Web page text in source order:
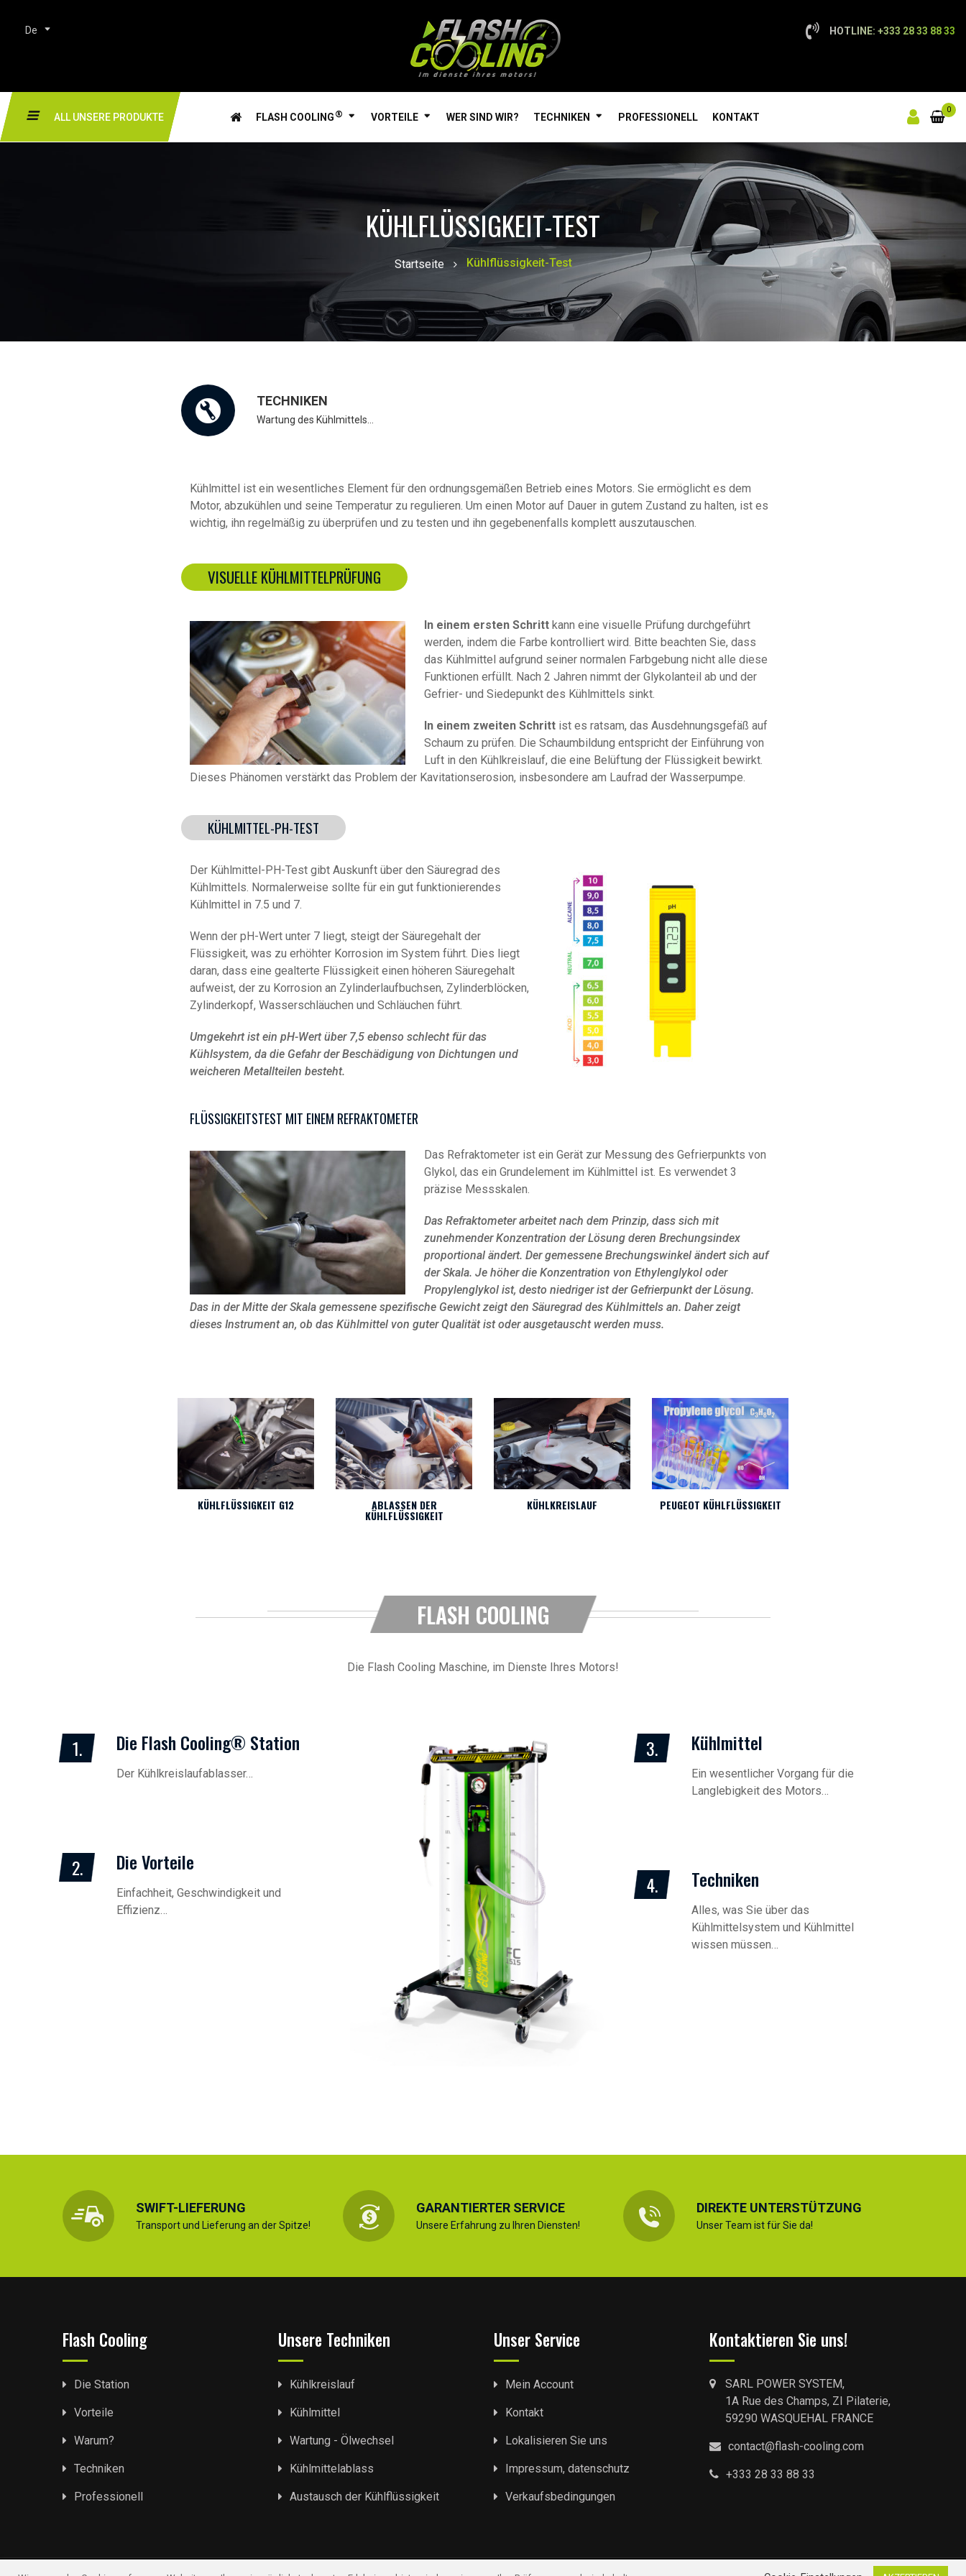
De HOTLINE: +333 28 33 88 33
ALL UNSERE PRODUKTE FLASH COOLING ® VORTEILE WER SIND WIR? TECHNIKEN PROFESSIONELL KONTAKT
0
KÜHLFLÜSSIGKEIT-TEST
Startseite Kühlflüssigkeit-Test
TECHNIKEN
Wartung des Kühlmittels…
Kühlmittel ist ein wesentliches Element für den ordnungsgemäßen Betrieb eines Motors. Sie ermöglicht es dem
Motor, abzukühlen und seine Temperatur zu regulieren. Um einen Motor auf Dauer in gutem Zustand zu halten, ist es
wichtig, ihn regelmäßig zu überprüfen und zu testen und ihn gegebenenfalls komplett auszutauschen.
VISUELLE KÜHLMITTELPRÜFUNG
In einem ersten Schritt kann eine visuelle Prüfung durchgeführt
werden, indem die Farbe kontrolliert wird. Bitte beachten Sie, dass
das Kühlmittel aufgrund seiner normalen Farbgebung nicht alle diese
Funktionen erfüllt. Nach 2 Jahren nimmt der Glykolanteil ab und der
Gefrier- und Siedepunkt des Kühlmittels sinkt.
In einem zweiten Schrittist es ratsam, das Ausdehnungsgefäß auf
Schaum zu prüfen. Die Schaumbildung entspricht der Einführung von
Luft in den Kühlkreislauf, die eine Belüftung der Flüssigkeit bewirkt.
Dieses Phänomen verstärkt das Problem der Kavitationserosion, insbesondere am Laufrad der Wasserpumpe.
KÜHLMITTEL-PH-TEST
Der Kühlmittel-PH-Test gibt Auskunft über den Säuregrad des
Kühlmittels. Normalerweise sollte für ein gut funktionierendes
Kühlmittel in 7.5 und 7.
Wenn der pH-Wert unter 7 liegt, steigt der Säuregehalt der
Flüssigkeit, was zu erhöhter Korrosion im System führt. Dies liegt
daran, dass eine gealterte Flüssigkeit einen höheren Säuregehalt
aufweist, der zu Korrosion an Zylinderlaufbuchsen, Zylinderblöcken,
Zylinderkopf, Wasserschläuchen und Schläuchen führt.
Umgekehrt ist ein pH-Wert über 7,5 ebenso schlecht für das
Kühlsystem, da die Gefahr der Beschädigung von Dichtungen und
weicheren Metallteilen besteht.
FLÜSSIGKEITSTEST MIT EINEM REFRAKTOMETER
Das Refraktometer ist ein Gerät zur Messung des Gefrierpunkts von
Glykol, das ein Grundelement im Kühlmittel ist. Es verwendet 3
präzise Messskalen.
Das Refraktometer arbeitet nach dem Prinzip, dass sich mit
zunehmender Konzentration der Lösung deren Brechungsindex
proportional ändert. Der gemessene Brechungswinkel ändert sich auf
der Skala. Je höher die Konzentration von Ethylenglykol oder
Propylenglykol ist, desto niedriger ist der Gefrierpunkt der Lösung.
Das in der Mitte der Skala gemessene spezifische Gewicht zeigt den Säuregrad des Kühlmittels an. Daher zeigt
dieses Instrument an, ob das Kühlmittel von guter Qualität ist oder ausgetauscht werden muss.
KÜHLFLÜSSIGKEIT G12 ABLASSEN DER
KÜHLFLÜSSIGKEIT
KÜHLKREISLAUF PEUGEOT KÜHLFLÜSSIGKEIT
FLASH COOLING
Die Flash Cooling Maschine, im Dienste Ihres Motors!
1. Die Flash Cooling® Station
Der Kühlkreislaufablasser…
2. Die Vorteile
Einfachheit, Geschwindigkeit und
Effizienz…
3. Kühlmittel
Ein wesentlicher Vorgang für die
Langlebigkeit des Motors…
4. Techniken
Alles, was Sie über das
Kühlmittelsystem und Kühlmittel
wissen müssen…
SWIFT-LIEFERUNG
Transport und Lieferung an der Spitze!
GARANTIERTER SERVICE
Unsere Erfahrung zu Ihren Diensten!
DIREKTE UNTERSTÜTZUNG
Unser Team ist für Sie da!
Flash Cooling
Die Station
Vorteile
Warum?
Techniken
Professionell
Unsere Techniken
Kühlkreislauf
Kühlmittel
Wartung - Ölwechsel
Kühlmittelablass
Austausch der Kühlflüssigkeit
Unser Service
Mein Account
Kontakt
Lokalisieren Sie uns
Impressum, datenschutz
Verkaufsbedingungen
Kontaktieren Sie uns!
SARL POWER SYSTEM,
1A Rue des Champs, ZI Pilaterie,
59290 WASQUEHAL FRANCE
contact@flash-cooling.com
+333 28 33 88 33